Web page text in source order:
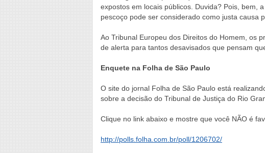
expostos em locais públicos. Duvida? Pois, bem,
pescoço pode ser considerado como justa causa
Ao Tribunal Europeu dos Direitos do Homem, os
de alerta para tantos desavisados que pensam
Enquete na Folha de São Paulo
O site do jornal Folha de São Paulo está
sobre a decisão do Tribunal de Justiça do Rio
Clique no link abaixo e mostre que você NÃO é
http://polls.folha.com.br/poll/1206702/